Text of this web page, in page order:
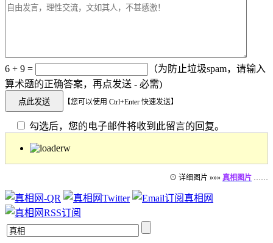
6 + 9 =
（为防止垃圾spam，请输入
算术题的正确答案，再点发送 - 必需)
【您可以使用 Ctrl+Enter 快速发送】
勾选后，您的电子邮件将收到此留言的回复。
⊙ 详细图片 »»» 真相图片 ……